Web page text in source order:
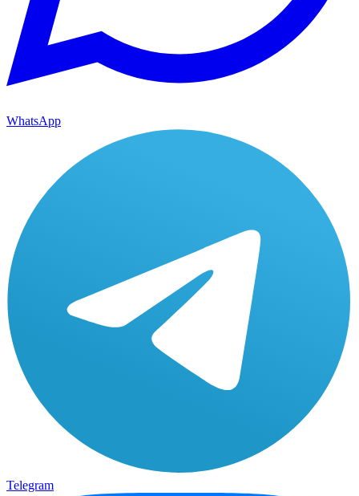
WhatsApp
Telegram